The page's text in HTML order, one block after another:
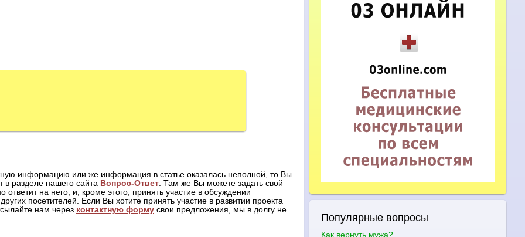
информацию или же информация в статье оказалась неполной, то Вы
в разделе нашего сайта Вопрос-Ответ . Там же Вы можете задать свой
ответит на него, и, кроме этого, принять участие в обсуждении
посетителей. Если Вы хотите принять участие в развитии проекта
нам через контактную форму свои предложения, мы в долгу не
Популярные вопросы
Как вернуть мужа?